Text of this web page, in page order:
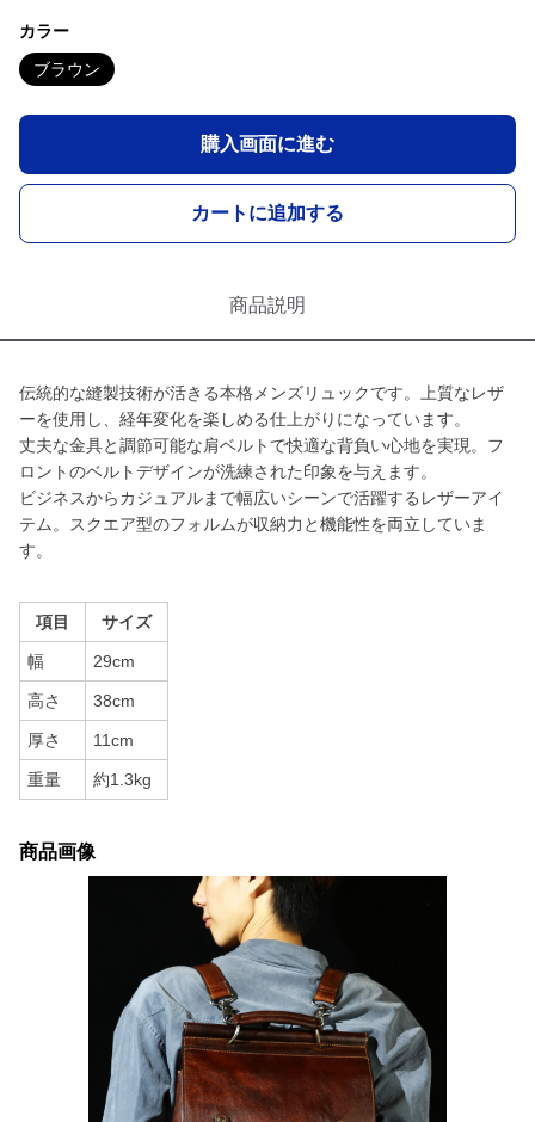
カラー
ブラウン
購入画面に進む
カートに追加する
商品説明
伝統的な縫製技術が活きる本格メンズリュックです。上質なレザ
ーを使用し、経年変化を楽しめる仕上がりになっています。
丈夫な金具と調節可能な肩ベルトで快適な背負い心地を実現。フ
ロントのベルトデザインが洗練された印象を与えます。
ビジネスからカジュアルまで幅広いシーンで活躍するレザーアイ
テム。スクエア型のフォルムが収納力と機能性を両立していま
す。
項目 サイズ
幅 29cm
高さ 38cm
厚さ 11cm
重量 約1.3kg
商品画像